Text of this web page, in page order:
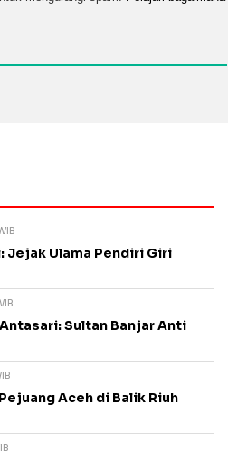
Jejak Ulama Pendiri Giri
Sultan Banjar Anti
Aceh di Balik Riuh